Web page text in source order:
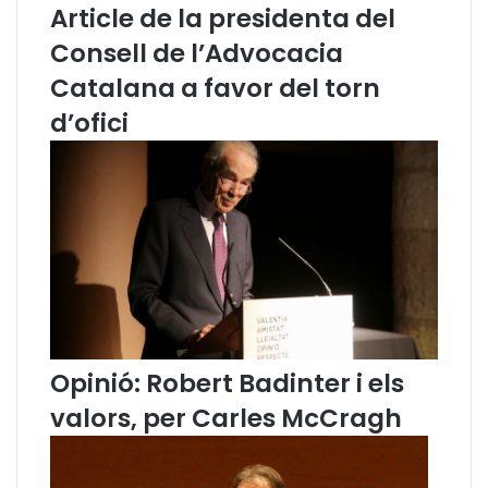
u
a
o
c
2
e
e
l
n
g
r
é
s
d
e
r
Article de la presidenta del
Consell de l’Advocacia
Catalana a favor del torn
d’ofici
Opinió: Robert Badinter i els
valors, per Carles McCragh